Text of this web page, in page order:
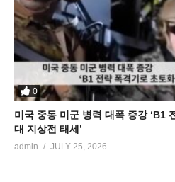
0
미국 중동 미군 병력 대폭 증강 ‘B1
대 지상전 태세’
admin JULY 25, 2026